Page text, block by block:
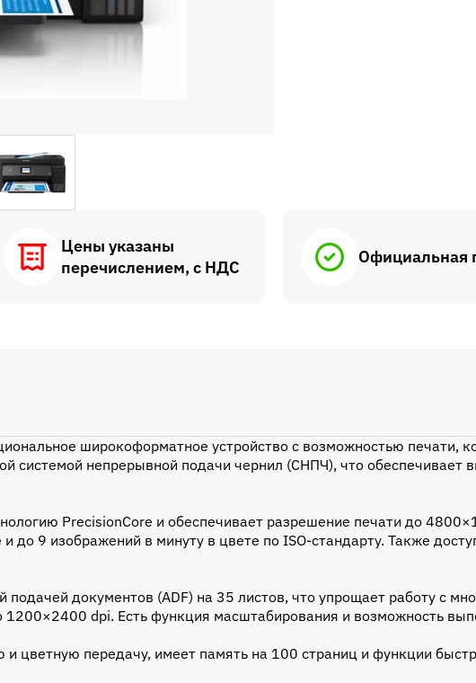
Цены указаны
перечислением, с НДС
Официальная
широкоформатное устройство с возможностью печати,
системой непрерывной подачи чернил (СНПЧ), что обеспечивает
PrecisionCore и обеспечивает разрешение печати до
9 изображений в минуту в цвете по ISO-стандарту. Также
документов (ADF) на 35 листов, что упрощает работу с
dpi. Есть функция масштабирования и возможность
цветную передачу, имеет память на 100 страниц и функции